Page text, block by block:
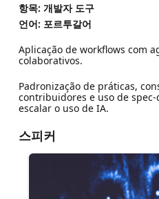
항목: 개발자 도구
언어: 포르투갈어
Aplicação de workflows com
colaborativos.
Padronização de práticas,
contribuidores e uso de
escalar o uso de IA.
스피커